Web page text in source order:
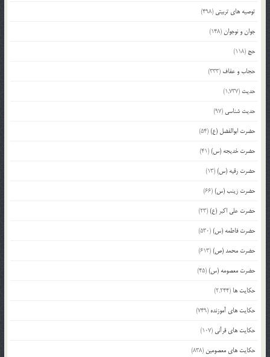
توصیه های تربیتی (498)
جوان و نوجوان(148)
حج (118)
حجاب و عفاف (333)
حدیث (1,737)
حدیث شناسی (97)
حضرت ابوالفضل (ع)(54)
حضرت خدیجه (س)(41)
حضرت رقیه (س)(13)
حضرت زینب (س)(66)
حضرت علی اکبر (ع)(23)
حضرت فاطمه (س)(530)
حضرت محمد (ص)(613)
حضرت معصومه (س)(45)
حکایت ها (2,244)
حکایت های آموزنده (749)
حکایت های قرآنی (107)
حکایت های معصومین (838)